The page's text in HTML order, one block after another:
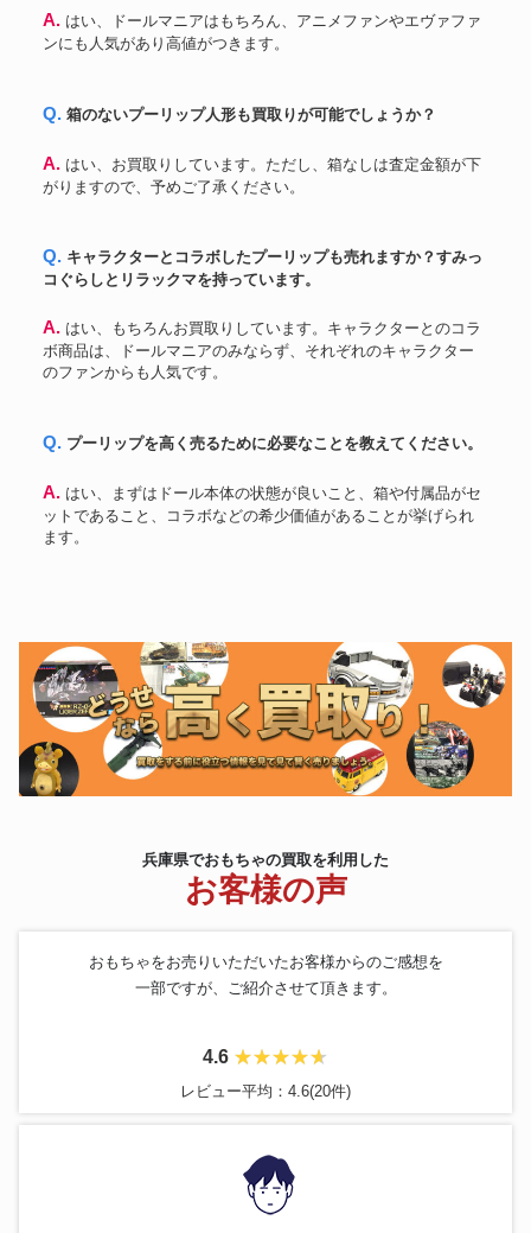
A. はい、ドールマニアはもちろん、アニメファンやエヴァファ
ンにも人気があり高値がつきます。
Q. 箱のないプーリップ人形も買取りが可能でしょうか？
A. はい、お買取りしています。ただし、箱なしは査定金額が下
がりますので、予めご了承ください。
Q. キャラクターとコラボしたプーリップも売れますか？すみっ
コぐらしとリラックマを持っています。
A. はい、もちろんお買取りしています。キャラクターとのコラ
ボ商品は、ドールマニアのみならず、それぞれのキャラクター
のファンからも人気です。
Q. プーリップを高く売るために必要なことを教えてください。
A. はい、まずはドール本体の状態が良いこと、箱や付属品がセ
ットであること、コラボなどの希少価値があることが挙げられ
ます。
兵庫県でおもちゃの買取を利用した
お客様の声
おもちゃをお売りいただいたお客様からのご感想を
一部ですが、ご紹介させて頂きます。
4.6
レビュー平均：4.6(20件)